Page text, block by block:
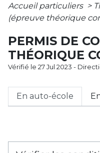
Accueil particuliers >
(épreuve théorique
PERMIS DE
THÉORIQUE
Vérifié le 27 Jul 2023 -
En auto-école